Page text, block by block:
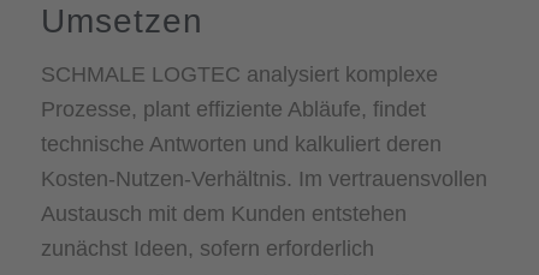
Umsetzen
SCHMALE LOGTEC analysiert komplexe
Prozesse, plant effiziente Abläufe, findet
technische Antworten und kalkuliert deren
Kosten-Nutzen-Verhältnis. Im vertrauensvollen
Austausch mit dem Kunden entstehen
zunächst Ideen, sofern erforderlich